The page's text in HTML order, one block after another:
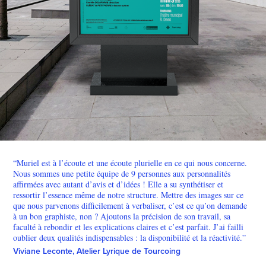
“Muriel est à l’écoute et une écoute plurielle en ce qui nous concerne.
Nous sommes une petite équipe de 9 personnes aux personnalités
affirmées avec autant d’avis et d’idées ! Elle a su synthétiser et
ressortir l’essence même de notre structure. Mettre des images sur ce
que nous parvenons difficilement à verbaliser, c’est ce qu’on demande
à un bon graphiste, non ? Ajoutons la précision de son travail, sa
faculté à rebondir et les explications claires et c’est parfait. J’ai failli
oublier deux qualités indispensables : la disponibilité et la réactivité.”
Viviane Leconte, Atelier Lyrique de Tourcoing